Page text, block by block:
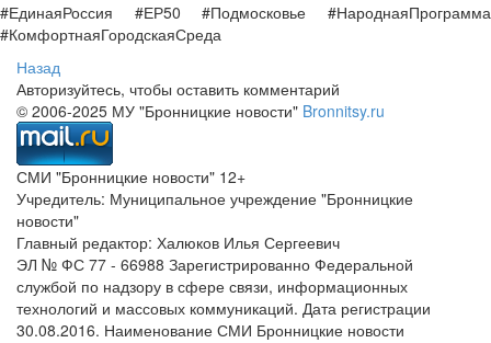
#ЕдинаяРоссия #ЕР50 #Подмосковье #НароднаяПрограмма
#КомфортнаяГородскаяСреда
Назад
Авторизуйтесь, чтобы оставить комментарий
© 2006-2025 МУ "Бронницкие новости" Bronnitsy.ru
СМИ "Бронницкие новости" 12+
Учредитель: Муниципальное учреждение "Бронницкие
новости"
Главный редактор: Халюков Илья Сергеевич
ЭЛ № ФС 77 - 66988 Зарегистрированно Федеральной
службой по надзору в сфере связи, информационных
технологий и массовых коммуникаций. Дата регистрации
30.08.2016. Наименование СМИ Бронницкие новости